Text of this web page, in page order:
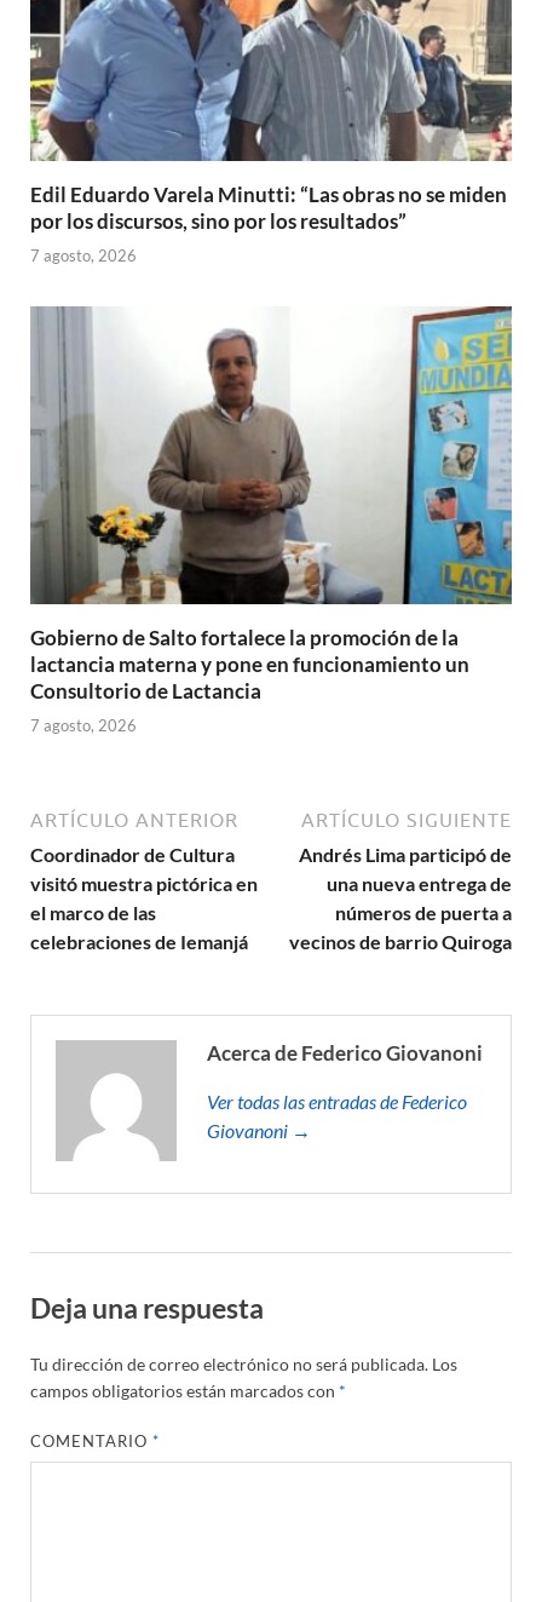
Edil Eduardo Varela Minutti: “Las obras no se miden
por los discursos, sino por los resultados”
7 agosto, 2026
Gobierno de Salto fortalece la promoción de la
lactancia materna y pone en funcionamiento un
Consultorio de Lactancia
7 agosto, 2026
ARTÍCULO ANTERIOR
Coordinador de Cultura
visitó muestra pictórica en
el marco de las
celebraciones de Iemanjá
ARTÍCULO SIGUIENTE
Andrés Lima participó de
una nueva entrega de
números de puerta a
vecinos de barrio Quiroga
Acerca de Federico Giovanoni
Ver todas las entradas de Federico
Giovanoni →
Deja una respuesta
Tu dirección de correo electrónico no será publicada. Los
campos obligatorios están marcados con *
COMENTARIO*